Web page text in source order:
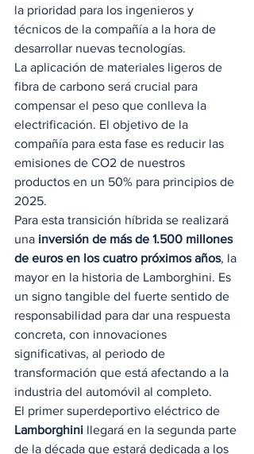
la prioridad para los ingenieros y
técnicos de la compañía a la hora de
desarrollar nuevas tecnologías.
La aplicación de materiales ligeros de
fibra de carbono será crucial para
compensar el peso que conlleva la
electrificación. El objetivo de la
compañía para esta fase es reducir las
emisiones de CO2 de nuestros
productos en un 50% para principios de
2025.
Para esta transición híbrida se realizará
una inversión de más de 1.500 millones
de euros en los cuatro próximos años, la
mayor en la historia de Lamborghini. Es
un signo tangible del fuerte sentido de
responsabilidad para dar una respuesta
concreta, con innovaciones
significativas, al periodo de
transformación que está afectando a la
industria del automóvil al completo.
El primer superdeportivo eléctrico de
Lamborghini llegará en la segunda parte
de la década que estará dedicada a los